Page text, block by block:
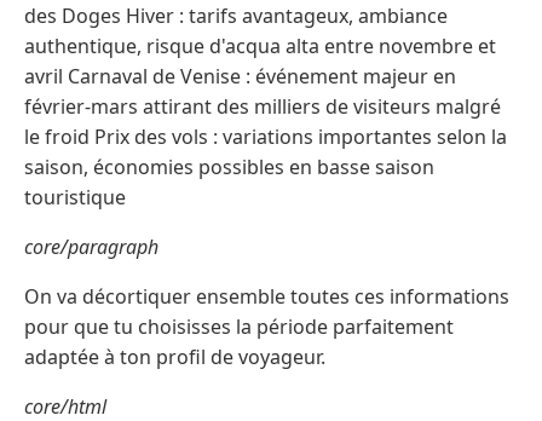
des Doges Hiver : tarifs avantageux, ambiance
authentique, risque d'acqua alta entre novembre et
avril Carnaval de Venise : événement majeur en
février-mars attirant des milliers de visiteurs malgré
le froid Prix des vols : variations importantes selon la
saison, économies possibles en basse saison
touristique
core/paragraph
On va décortiquer ensemble toutes ces informations
pour que tu choisisses la période parfaitement
adaptée à ton profil de voyageur.
core/html